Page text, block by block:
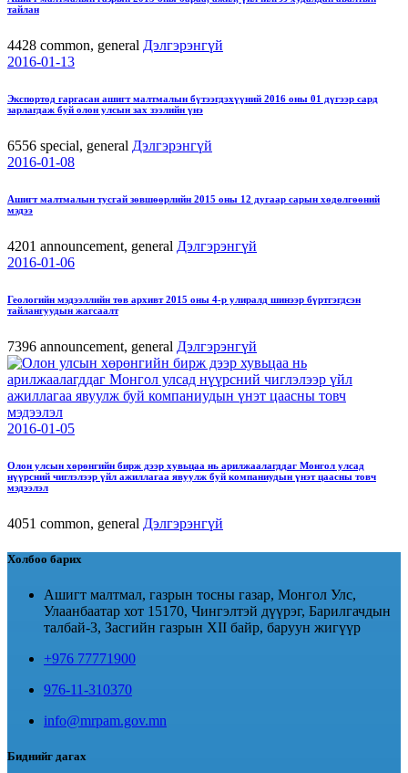
тайлан
4428 common, general Дэлгэрэнгүй
2016-01-13
Экспортод гаргасан ашигт малтмалын бүтээгдэхүүний 2016 оны 01 дүгээр сард
зарлагдаж буй олон улсын зах зээлийн үнэ
6556 special, general Дэлгэрэнгүй
2016-01-08
Ашигт малтмалын тусгай зөвшөөрлийн 2015 оны 12 дугаар сарын хөдөлгөөний
мэдээ
4201 announcement, general Дэлгэрэнгүй
2016-01-06
Геологийн мэдээллийн төв архивт 2015 оны 4-р улиралд шинээр бүртгэгдсэн
тайлангуудын жагсаалт
7396 announcement, general Дэлгэрэнгүй
2016-01-05
Олон улсын хөрөнгийн бирж дээр хувьцаа нь арилжаалагддаг Монгол улсад
нүүрсний чиглэлээр үйл ажиллагаа явуулж буй компаниудын үнэт цаасны товч
мэдээлэл
4051 common, general Дэлгэрэнгүй
Холбоо барих
Ашигт малтмал, газрын тосны газар, Монгол Улс,
Улаанбаатар хот 15170, Чингэлтэй дүүрэг, Барилгачдын
талбай-3, Засгийн газрын XII байр, баруун жигүүр
+976 77771900
976-11-310370
info@mrpam.gov.mn
Биднийг дагах